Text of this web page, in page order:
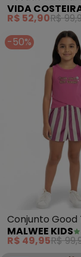
Estampa
VIDA
R$ 52,90R$
-50%
Conjunto Good
Coming (Rosa)
MALWEE KIDS
R$ 49,95R$